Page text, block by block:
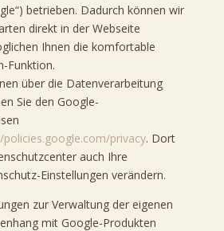
betrieben. Dadurch können wir
direkt in der Webseite
Ihnen die komfortable
Funktion.
über die Datenverarbeitung
Sie den Google-
policies.google.com/privacy. Dort
auch Ihre
Einstellungen verändern.
zur Verwaltung der eigenen
mit Google-Produkten